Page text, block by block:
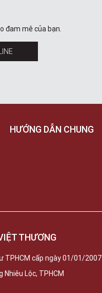
đam mê của bạn.
HƯỚNG DẪN CHUNG
THƯƠNG
TPHCM cấp ngày 01/01/2007
Lộc, TPHCM